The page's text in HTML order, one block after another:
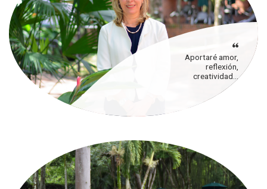
Aportaré amor,
reflexión,
creatividad...